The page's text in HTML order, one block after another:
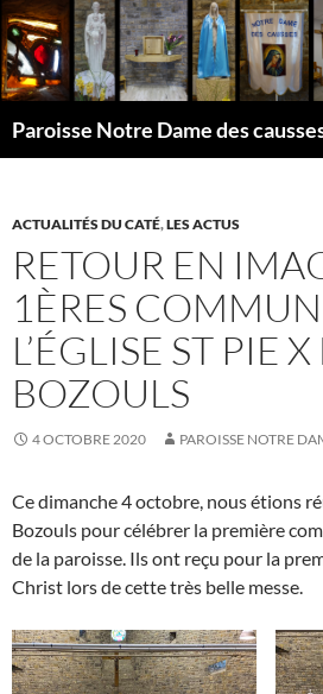
Aller
au
contenu
Paroisse Notre Dame des
ACTUALITÉS DU CATÉ,LES ACTUS
RETOUR EN
1ÈRES
L’ÉGLISE ST PIE
BOZOULS
4 OCTOBRE 2020 PAROISSE NOTRE
Ce dimanche 4 octobre, nous étions
Bozouls pour célébrer la première
de la paroisse. Ils ont reçu pour la
Christ lors de cette très belle messe.